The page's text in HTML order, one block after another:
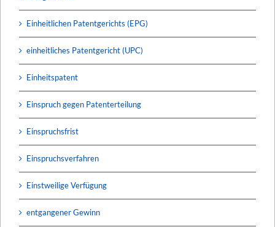
Einheitlichen Patentgerichts (EPG)
einheitliches Patentgericht (UPC)
Einheitspatent
Einspruch gegen Patenterteilung
Einspruchsfrist
Einspruchsverfahren
Einstweilige Verfügung
entgangener Gewinn